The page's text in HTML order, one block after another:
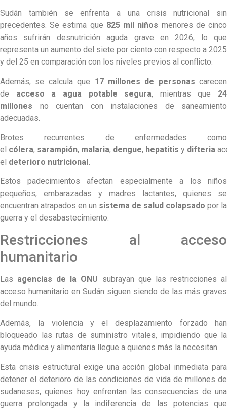
Sudán también se enfrenta a una crisis nutricional sin
precedentes. Se estima que 825 mil niños menores de cinco
años sufrirán desnutrición aguda grave en 2026, lo que
representa un aumento del siete por ciento con respecto a 2025
y del 25 en comparación con los niveles previos al conflicto.
Además, se calcula que 17 millones de personas carecen
de acceso a agua potable segura, mientras que 24
millones no cuentan con instalaciones de saneamiento
adecuadas.
Brotes recurrentes de enfermedades como
el cólera, sarampión, malaria, dengue, hepatitis y difteria
el deterioro nutricional.
Estos padecimientos afectan especialmente a los niños
pequeños, embarazadas y madres lactantes, quienes se
encuentran atrapados en un sistema de salud colapsado por la
guerra y el desabastecimiento.
Restricciones al acceso
humanitario
Las agencias de la ONU subrayan que las restricciones al
acceso humanitario en Sudán siguen siendo de las más graves
del mundo.
Además, la violencia y el desplazamiento forzado han
bloqueado las rutas de suministro vitales, impidiendo que la
ayuda médica y alimentaria llegue a quienes más la necesitan.
Esta crisis estructural exige una acción global inmediata para
detener el deterioro de las condiciones de vida de millones de
sudaneses, quienes hoy enfrentan las consecuencias de una
guerra prolongada y la indiferencia de las potencias que